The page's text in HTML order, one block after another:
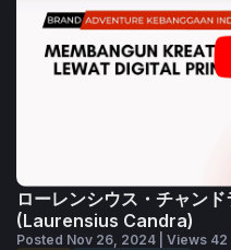
学べました」と、Licton
Marshall Ang氏は語りました
参加者はまた、「Print Pride
的な印刷製品サンプルを祝
Impact、Sharna Beck、
Candra、Mark Carunungan
「このイベントを素晴らしい
ローレンシウス・チャン
(Laurensius Candra)
Posted Nov 26, 2024 | Views 42